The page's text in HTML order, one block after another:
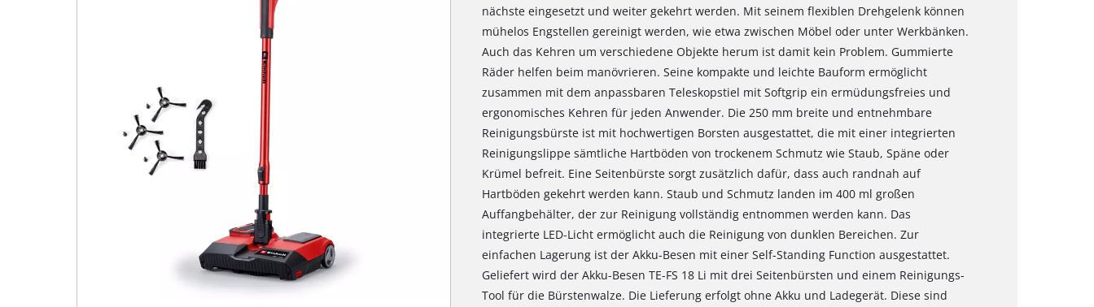
nächste eingesetzt und weiter gekehrt werden. Mit seinem flexiblen Drehgelenk können
mühelos Engstellen gereinigt werden, wie etwa zwischen Möbel oder unter Werkbänken.
Auch das Kehren um verschiedene Objekte herum ist damit kein Problem. Gummierte
Räder helfen beim manövrieren. Seine kompakte und leichte Bauform ermöglicht
zusammen mit dem anpassbaren Teleskopstiel mit Softgrip ein ermüdungsfreies und
ergonomisches Kehren für jeden Anwender. Die 250 mm breite und entnehmbare
Reinigungsbürste ist mit hochwertigen Borsten ausgestattet, die mit einer integrierten
Reinigungslippe sämtliche Hartböden von trockenem Schmutz wie Staub, Späne oder
Krümel befreit. Eine Seitenbürste sorgt zusätzlich dafür, dass auch randnah auf
Hartböden gekehrt werden kann. Staub und Schmutz landen im 400 ml großen
Auffangbehälter, der zur Reinigung vollständig entnommen werden kann. Das
integrierte LED-Licht ermöglicht auch die Reinigung von dunklen Bereichen. Zur
einfachen Lagerung ist der Akku-Besen mit einer Self-Standing Function ausgestattet.
Geliefert wird der Akku-Besen TE-FS 18 Li mit drei Seitenbürsten und einem Reinigungs-
Tool für die Bürstenwalze. Die Lieferung erfolgt ohne Akku und Ladegerät. Diese sind